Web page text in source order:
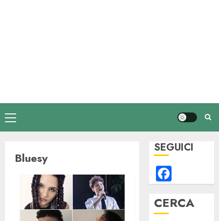
Menu
principale
Bluesy
SEGUICI
CERCA